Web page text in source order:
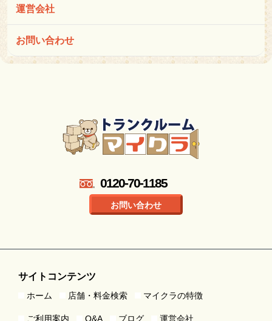
運営会社
お問い合わせ
0120-70-1185
お問い合わせ
サイトコンテンツ
ホーム 店舗・料金検索 マイクラの特徴
ご利用案内 Q&A ブログ 運営会社